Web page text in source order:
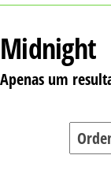
Midnight
Apenas um